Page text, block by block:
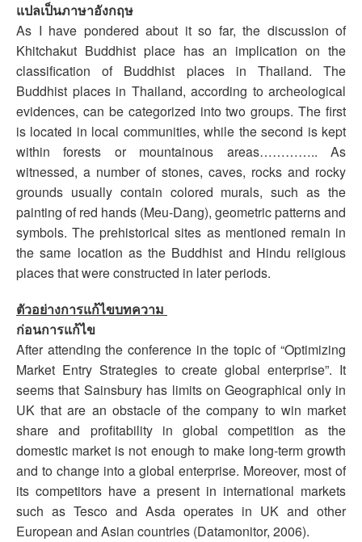
แปลเป็นภาษาอังกฤษ
As I have pondered about it so far, the discussion of
Khitchakut Buddhist place has an implication on the
classification of Buddhist places in Thailand. The
Buddhist places in Thailand, according to archeological
evidences, can be categorized into two groups. The first
is located in local communities, while the second is kept
within forests or mountainous areas………….. As
witnessed, a number of stones, caves, rocks and rocky
grounds usually contain colored murals, such as the
painting of red hands (Meu-Dang), geometric patterns and
symbols. The prehistorical sites as mentioned remain in
the same location as the Buddhist and Hindu religious
places that were constructed in later periods.
ตัวอย่างการแก้ไขบทความ
ก่อนการแก้ไข
After attending the conference in the topic of “Optimizing
Market Entry Strategies to create global enterprise”. It
seems that Sainsbury has limits on Geographical only in
UK that are an obstacle of the company to win market
share and profitability in global competition as the
domestic market is not enough to make long-term growth
and to change into a global enterprise. Moreover, most of
its competitors have a present in international markets
such as Tesco and Asda operates in UK and other
European and Asian countries (Datamonitor, 2006).